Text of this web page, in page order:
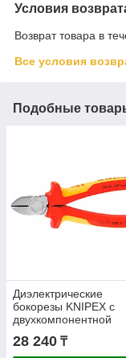
Условия
Возврат товара в
Все условия
Подобные
Диэлектрические
бокорезы KNIPEX с
двухкомпонентной
рукояткой 160мм
28 240 ₸